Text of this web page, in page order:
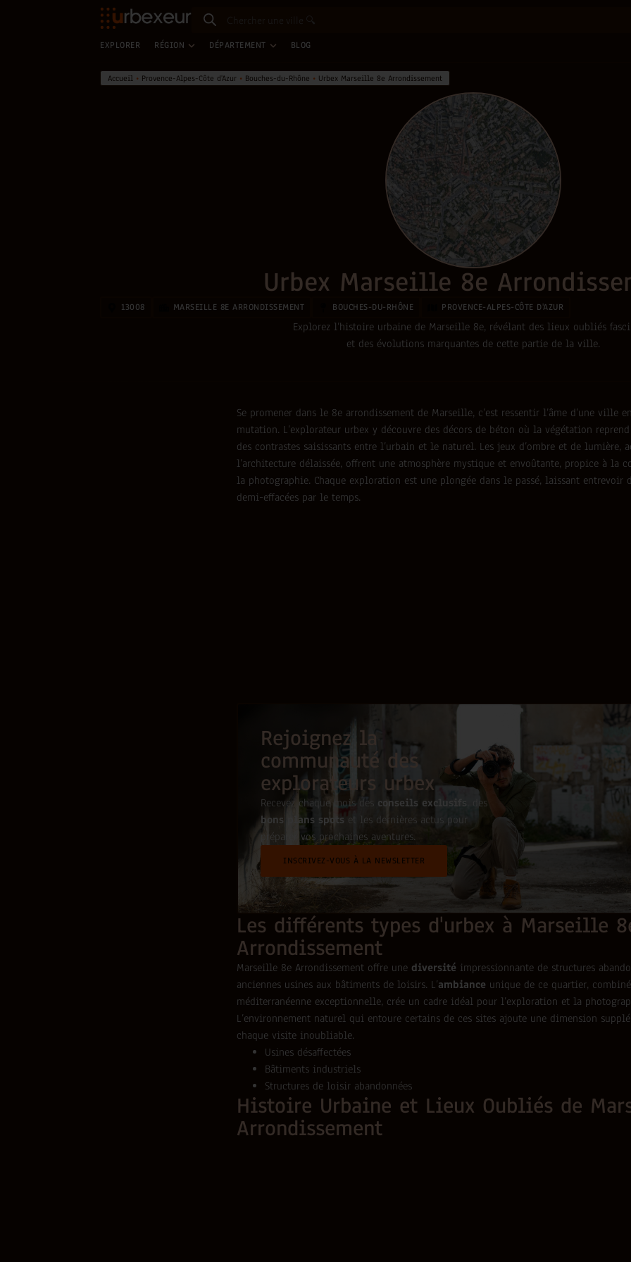
EXPLORER RÉGION DÉPARTEMENT BLOG
Accueil • Provence-Alpes-Côte d'Azur • Bouches-du-Rhône • Urbex Marseille 8e Arrondissement
Urbex Marseille 8e
13008 MARSEILLE 8E ARRONDISSEMENT BOUCHES-DU-RHÔNE PROVENCE-ALPES-CÔTE D'AZUR
Explorez l’histoire urbaine de Marseille 8e, révélant des lieux oubliés
et des évolutions marquantes de cette partie de la ville.
Se promener dans le 8e arrondissement de Marseille, c’est ressentir l’âme d’une ville
mutation. L’explorateur urbex y découvre des décors de béton où la végétation
des contrastes saisissants entre l’urbain et le naturel. Les jeux d’ombre et de lumière,
l’architecture délaissée, offrent une atmosphère mystique et envoûtante, propice à la
la photographie. Chaque exploration est une plongée dans le passé, laissant entrevoir
demi-effacées par le temps.
Rejoignez la
communauté des
explorateurs urbex
Recevez chaque mois des conseils exclusifs , des
bons plans spots et les dernières actus pour
préparer vos prochaines aventures.
INSCRIVEZ-VOUS À LA NEWSLETTER
Les différents types d'urbex à Marseille
Arrondissement
Marseille 8e Arrondissement offre une diversité impressionnante de structures
anciennes usines aux bâtiments de loisirs. L’ambiance unique de ce quartier,
méditerranéenne exceptionnelle, crée un cadre idéal pour l’exploration et la
L’environnement naturel qui entoure certains de ces sites ajoute une dimension
chaque visite inoubliable.
Usines désaffectées
Bâtiments industriels
Structures de loisir abandonnées
Histoire Urbaine et Lieux Oubliés de
Arrondissement